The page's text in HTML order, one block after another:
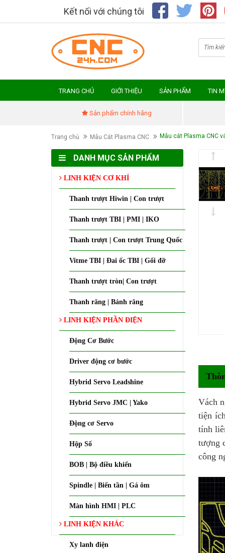
Kết nối với chúng tôi
TRANG CHỦ GIỚI THIỆU SẢN PHẨM TIN
Sản phẩm chính hãng
Trang chủ Mẫu Cắt Plasma CNC Mẫu cắt Plasma CNC
DANH MỤC SẢN PHẨM
LINH KIỆN CƠ KHÍ
Thanh trượt Hiwin | Con trượt
Thanh trượt TBI | PMI | IKO
Thanh trượt | Con trượt Trung Quốc
Vitme TBI | Đai ốc TBI | Gối đỡ
Thanh trượt tròn| Con trượt
Thanh răng | Bánh răng
LINH KIỆN PHẦN ĐIỆN
Động Cơ Bước
Driver động cơ bước
Hybrid Servo Leadshine
Hybrid Servo JMC | Yako
Động cơ Servo
Hộp Số
BOB | Bộ điều khiển
Spindle | Biến tần | Gá ôm
Màn hình HMI | PLC
LINH KIỆN KHÁC
Xy lanh điện
Vách
tiện
tính
tượng
công